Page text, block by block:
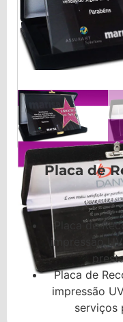
Placa de
Placa de
impressão
Placa de
impressão
serviços